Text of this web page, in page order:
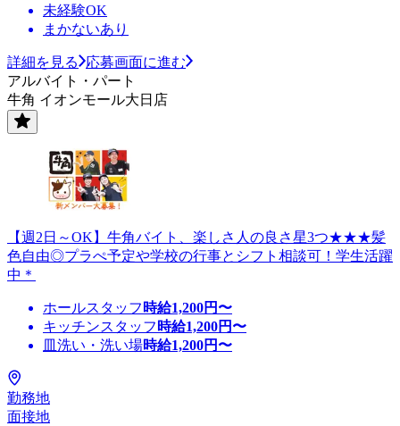
未経験OK
まかないあり
詳細を見る
応募画面に進む
アルバイト・パート
牛角 イオンモール大日店
【週2日～OK】牛角バイト、楽しさ人の良さ星3つ★★★髪
色自由◎プラぺ予定や学校の行事とシフト相談可！学生活躍
中＊
ホールスタッフ 時給1,200円〜
キッチンスタッフ 時給1,200円〜
皿洗い・洗い場時給1,200円〜
勤務地
面接地